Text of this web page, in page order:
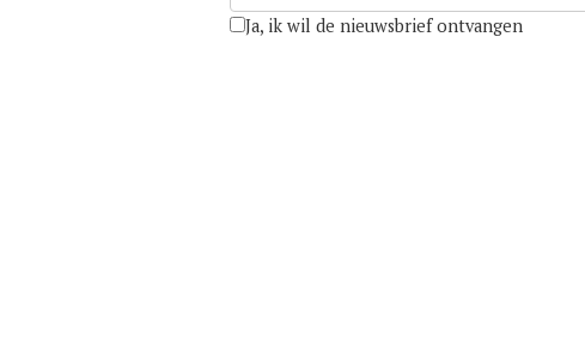
Ja, ik wil de nieuwsbrief ontvangen